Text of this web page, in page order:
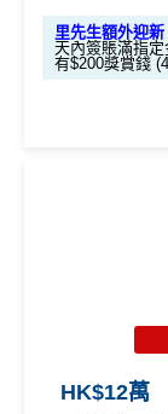
里先生額外迎新
天內簽賬滿指
有$200獎賞錢
*本地交通出行
娛樂平台簽賬
滙豐
滙豐 EveryMile
pplyHK$12萬